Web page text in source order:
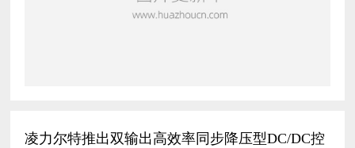
凌力尔特推出双输出高效率同步降压型DC/DC控